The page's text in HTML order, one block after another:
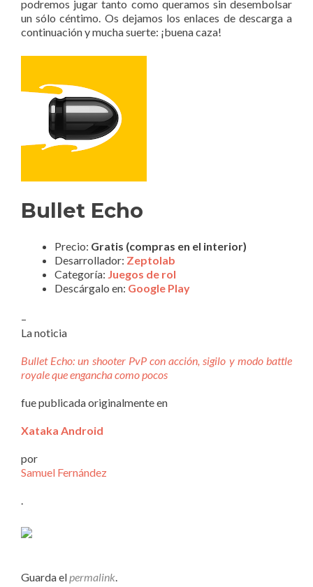
podremos jugar tanto como queramos sin desembolsar
un sólo céntimo. Os dejamos los enlaces de descarga a
continuación y mucha suerte: ¡buena caza!
Bullet Echo
Precio: Gratis (compras en el interior)
Desarrollador: Zeptolab
Categoría: Juegos de rol
Descárgalo en: Google Play
–
La noticia
Bullet Echo: un shooter PvP con acción, sigilo y modo battle
royale que engancha como pocos
fue publicada originalmente en
Xataka Android
por
Samuel Fernández
.
Guarda elpermalink.